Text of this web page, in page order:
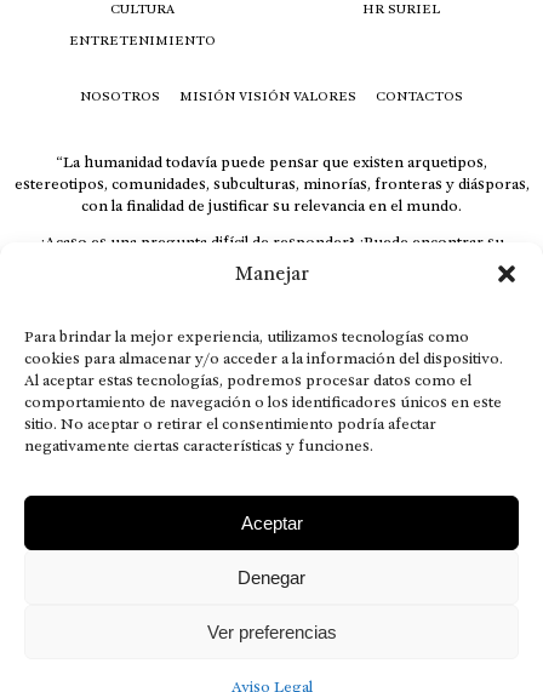
Manejar
Para brindar la mejor experiencia, utilizamos tecnologías como
cookies para almacenar y/o acceder a la información del dispositivo.
Al aceptar estas tecnologías, podremos procesar datos como el
comportamiento de navegación o los identificadores únicos en este
sitio. No aceptar o retirar el consentimiento podría afectar
negativamente ciertas características y funciones.
Aceptar
Denegar
Ver preferencias
Aviso Legal
CULTURA
ENTRETENIMIENTO
HR SURIEL
NOSOTROS MISIÓN VISIÓN VALORES CONTACTOS
“La humanidad todavía puede pensar que existen arquetipos,
estereotipos, comunidades, subculturas, minorías, fronteras y diásporas,
con la finalidad de justificar su relevancia en el mundo.
¿Acaso es una pregunta difícil de responder? ¿Puede encontrar su
respuesta al instante, otorgando al receptor cuestionado espacio y
velocidad suficiente para responder correctamente? De no ser así, el que
El concepto de familia no está limitado exclusivamente a la sangre; seres
que surgen en nuestro diario vivir suelen pesar más que los
emparentados. Más bien, el apego de estas dos versiones de seres
queridos mueve ideales provenientes de sus vivencias.
This is for nuestra gente.” – HRSuriel
MISIÓN VISIÓN VALORES
CONTACTOS
2026 RDÉ Digital, todos los derechos reservados.